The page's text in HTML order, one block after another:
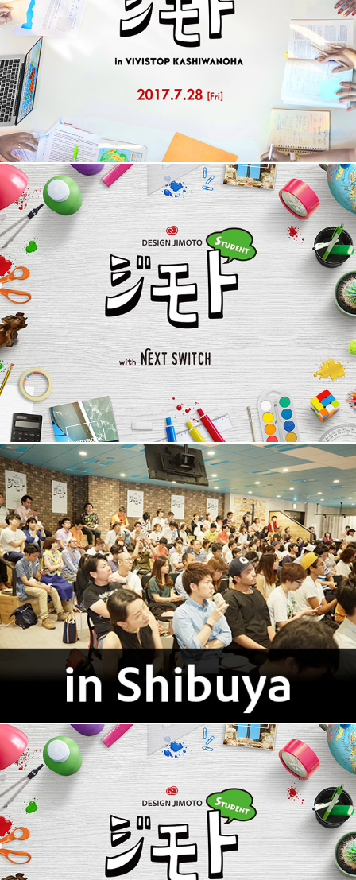
KIDS DESIGN JIMOTO (7/28) in VIVISTOP KASHIWANOHA
Design Jimoto Student with Next Switch in Kesennuma
Design Jimoto vol.2 in Shibuya with Adobe XD
Design Jimoto Workshop - Design Process